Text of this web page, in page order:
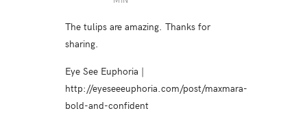
The tulips are amazing. Thanks for
sharing.
Eye See Euphoria |
http://eyeseeeuphoria.com/post/maxmara-
bold-and-confident